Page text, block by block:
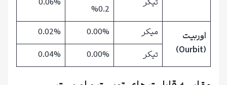
0.2%
اوربیت
(Ourbit)
میکر 0.00%
0.02%
تیکر
0.00%
0.04%